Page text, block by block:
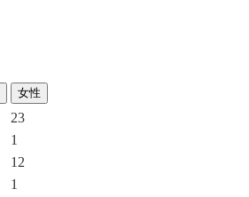
女性
23
1
12
1